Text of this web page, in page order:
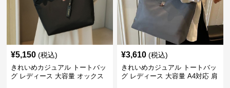
¥5,150 (税込)
きれいめカジュアル トートバッ
グ レディース 大容量 オックス
¥3,610 (税込)
きれいめカジュアル トートバッ
グ レディース 大容量 A4対応 肩